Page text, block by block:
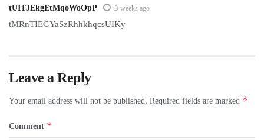
tUITJEkgEtMqoWoOpP 3 weeks ago
tMRnTIEGYaSzRhhkhqcsUIKy
Leave a Reply
Your email address will not be published. Required fields are marked *
Comment *